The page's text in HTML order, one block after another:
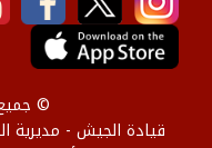
©
قيادة الجيش - مديرية